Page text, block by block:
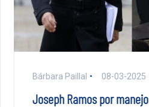
Bárbara Paillal 08-03-2025
Joseph Ramos por